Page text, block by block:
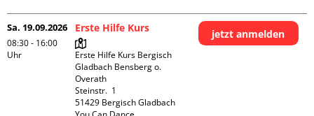
Sa. 19.09.2026
08:30 - 16:00
Uhr
Erste Hilfe Kurs
Erste Hilfe Kurs Bergisch
Gladbach Bensberg o.
Overath
Steinstr.  1
51429 Bergisch Gladbach
jetzt anmelden